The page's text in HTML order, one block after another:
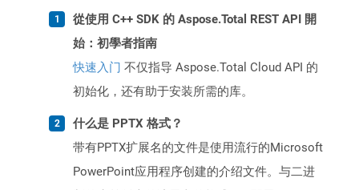
從使用 C++ SDK 的 Aspose.Total REST API 開
始：初學者指南
快速入门 不仅指导 Aspose.Total Cloud API 的
初始化，还有助于安装所需的库。
什么是 PPTX 格式？
带有PPTX扩展名的文件是使用流行的Microsoft
PowerPoint应用程序创建的介绍文件。与二进